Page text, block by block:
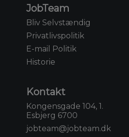
JobTeam
Bliv Selvstændig
Privatlivspolitik
E-mail Politik
Historie
Kontakt
Kongensgade 104, 1.
Esbjerg 6700
jobteam@jobteam.dk